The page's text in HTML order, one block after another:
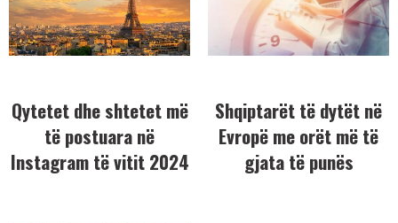
Qytetet dhe shtetet më
të postuara në
Instagram të vitit 2024
Shqiptarët të dytët në
Evropë me orët më të
gjata të punës